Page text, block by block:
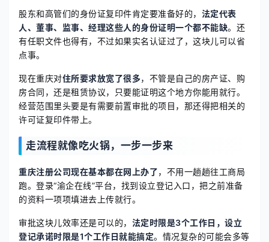
股东和高管们的身份证复印件肯定要准备好的， 法定代表
人、董事、监事、经理这些人的身份证明一个都不能缺。还
有任职文件也得有，不过如果实名认证过了，这块儿可以省
点事。
现在重庆对住所要求放宽了很多，不管是自己的房产证、购
房合同，还是租赁协议，只要能证明这个地方你能用就行。
经营范围里头要是有需要前置审批的项目，那还得把相关的
许可证复印件带上。
走流程就像吃火锅，一步一步来
重庆注册公司现在基本都在网上办了，不用一趟趟往工商局
跑。登录“渝企在线”平台，找到设立登记入口，把之前准备
的资料一项项填进去上传就行。
审批这块儿效率还是可以的， 法定时限是3个工作日，设立
登记承诺时限是1个工作日就能搞定。情况复杂的可能会多等